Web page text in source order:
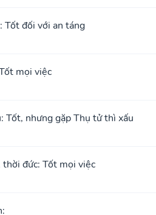
Tốt đối với an táng
mọi việc
Tốt, nhưng gặp Thụ tử thì xấu
thời đức: Tốt mọi việc